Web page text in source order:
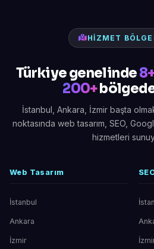
HIZMET
Türkiye genelinde
200+
İstanbul, Ankara, İzmir başta
noktasında web tasarım, SEO,
hizmetleri
Web Tasarım
İstanbul
Ankara
İzmir